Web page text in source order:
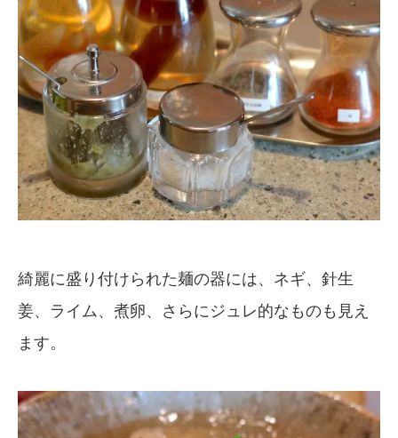
綺麗に盛り付けられた麺の器には、ネギ、針生
姜、ライム、煮卵、さらにジュレ的なものも見え
ます。